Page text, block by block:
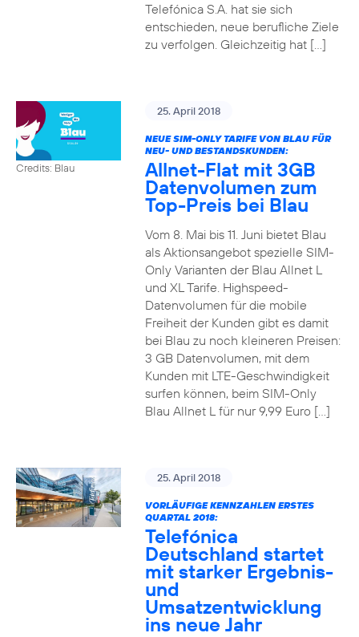
Telefónica S.A. hat sie sich
entschieden, neue berufliche Ziele
zu verfolgen. Gleichzeitig hat […]
Credits: Blau
25. April 2018
NEUE SIM-ONLY TARIFE VON BLAU FÜR
NEU- UND BESTANDSKUNDEN:
Allnet-Flat mit 3GB
Datenvolumen zum
Top-Preis bei Blau
Vom 8. Mai bis 11. Juni bietet Blau
als Aktionsangebot spezielle SIM-
Only Varianten der Blau Allnet L
und XL Tarife. Highspeed-
Datenvolumen für die mobile
Freiheit der Kunden gibt es damit
bei Blau zu noch kleineren Preisen:
3 GB Datenvolumen, mit dem
Kunden mit LTE-Geschwindigkeit
surfen können, beim SIM-Only
Blau Allnet L für nur 9,99 Euro […]
25. April 2018
VORLÄUFIGE KENNZAHLEN ERSTES
QUARTAL 2018:
Telefónica
Deutschland startet
mit starker Ergebnis-
und
Umsatzentwicklung
ins neue Jahr